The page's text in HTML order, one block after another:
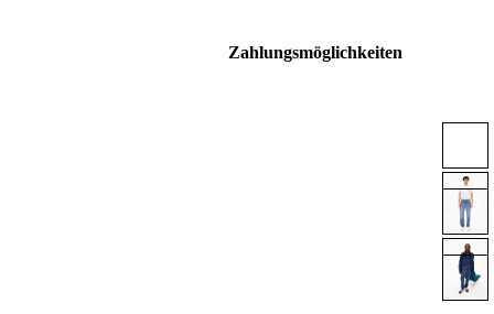
Zahlungsmöglichkeiten